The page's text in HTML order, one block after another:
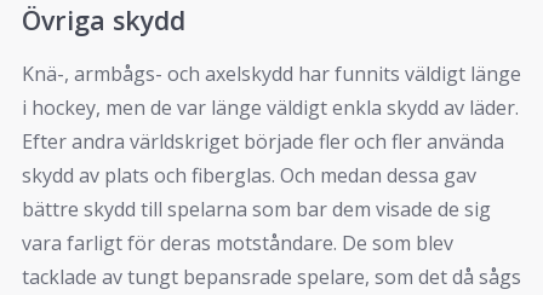
Övriga skydd
Knä-, armbågs- och axelskydd har funnits väldigt länge
i hockey, men de var länge väldigt enkla skydd av läder.
Efter andra världskriget började fler och fler använda
skydd av plats och fiberglas. Och medan dessa gav
bättre skydd till spelarna som bar dem visade de sig
vara farligt för deras motståndare. De som blev
tacklade av tungt bepansrade spelare, som det då sågs